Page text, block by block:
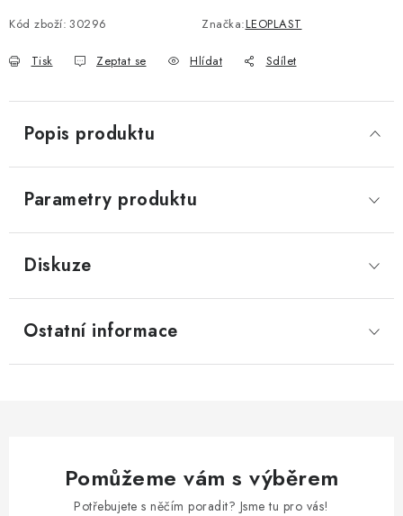
Kód zboží: 30296 Značka:LEOPLAST
Tisk Zeptat se Hlídat Sdílet
Popis produktu
Parametry produktu
Diskuze
Ostatní informace
Pomůžeme vám s výběrem
Potřebujete s něčím poradit? Jsme tu pro vás!